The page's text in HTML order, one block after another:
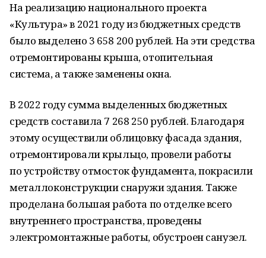
На реализацию национального проекта
«Культура» в 2021 году из бюджетных средств
было выделено 3 658 200 рублей. На эти средства
отремонтированы крыша, отопительная
система, а также заменены окна.
В 2022 году сумма выделенных бюджетных
средств составила 7 268 250 рублей. Благодаря
этому осуществили облицовку фасада здания,
отремонтировали крыльцо, провели работы
по устройству отмосток фундамента, покрасили
металлоконструкции снаружи здания. Также
проделана большая работа по отделке всего
внутреннего пространства, проведены
электромонтажные работы, обустроен санузел.